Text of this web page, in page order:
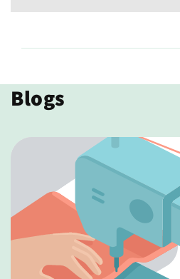
Blogs